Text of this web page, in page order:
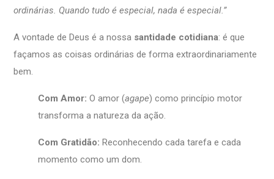
ordinárias. Quando tudo é especial, nada é especial.”
A vontade de Deus é a nossa santidade cotidiana: é que
façamos as coisas ordinárias de forma extraordinariamente
bem.
Com Amor: O amor (agape) como princípio motor
transforma a natureza da ação.
Com Gratidão: Reconhecendo cada tarefa e cada
momento como um dom.